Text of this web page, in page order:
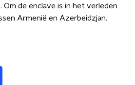
de enclave is in het verleden
Armenië en Azerbeidzjan.